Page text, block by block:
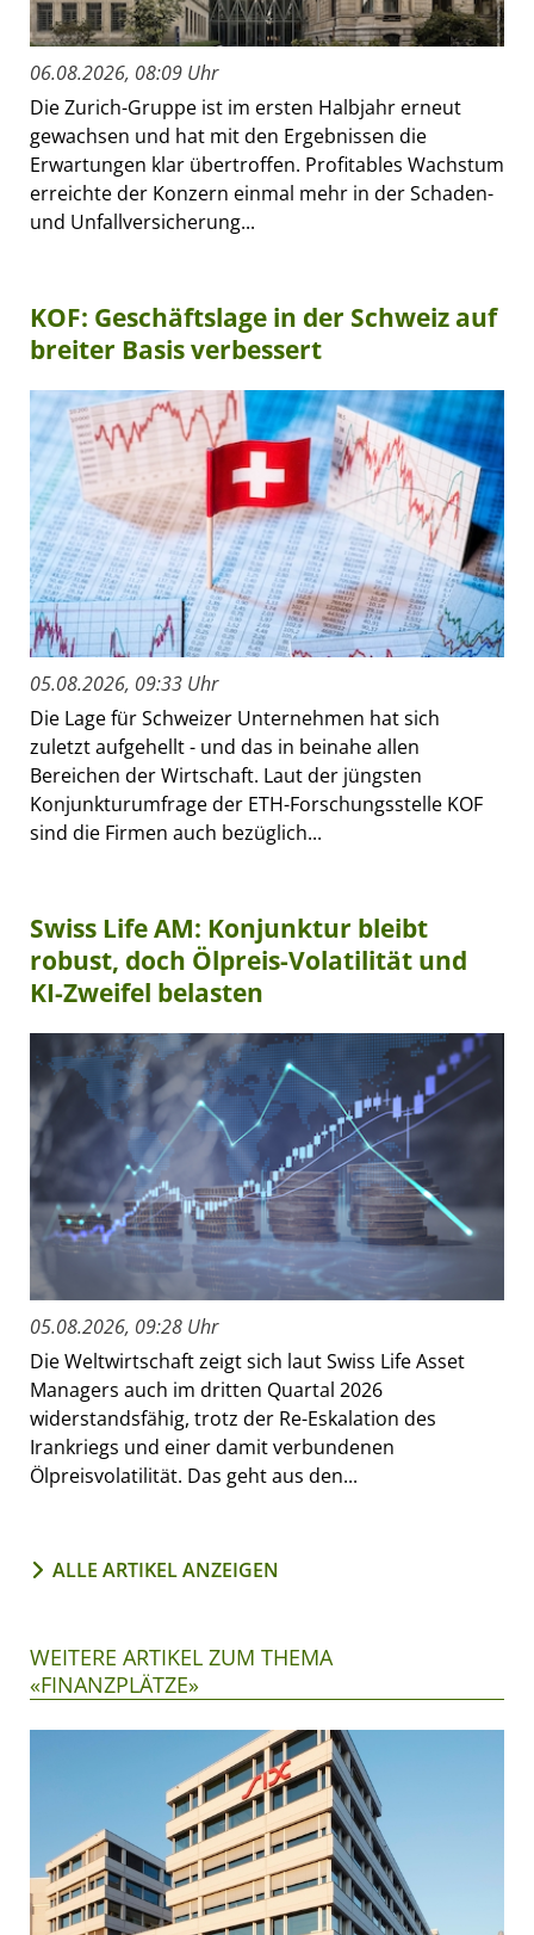
06.08.2026, 08:09 Uhr
Die Zurich-Gruppe ist im ersten Halbjahr erneut
gewachsen und hat mit den Ergebnissen die
Erwartungen klar übertroffen. Profitables Wachstum
erreichte der Konzern einmal mehr in der Schaden-
und Unfallversicherung...
KOF: Geschäftslage in der Schweiz auf
breiter Basis verbessert
05.08.2026, 09:33 Uhr
Die Lage für Schweizer Unternehmen hat sich
zuletzt aufgehellt - und das in beinahe allen
Bereichen der Wirtschaft. Laut der jüngsten
Konjunkturumfrage der ETH-Forschungsstelle KOF
sind die Firmen auch bezüglich...
Swiss Life AM: Konjunktur bleibt
robust, doch Ölpreis-Volatilität und
KI-Zweifel belasten
05.08.2026, 09:28 Uhr
Die Weltwirtschaft zeigt sich laut Swiss Life Asset
Managers auch im dritten Quartal 2026
widerstandsfähig, trotz der Re-Eskalation des
Irankriegs und einer damit verbundenen
Ölpreisvolatilität. Das geht aus den...
ALLE ARTIKEL ANZEIGEN
WEITERE ARTIKEL ZUM THEMA
«FINANZPLÄTZE»